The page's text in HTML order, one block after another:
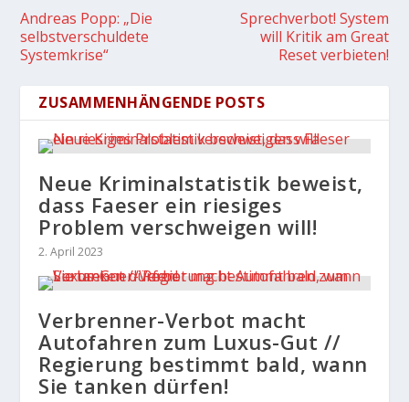
Andreas Popp: „Die
selbstverschuldete
Systemkrise“
Sprechverbot! System
will Kritik am Great
Reset verbieten!
ZUSAMMENHÄNGENDE POSTS
Neue Kriminalstatistik beweist,
dass Faeser ein riesiges
Problem verschweigen will!
2. April 2023
Verbrenner-Verbot macht
Autofahren zum Luxus-Gut //
Regierung bestimmt bald, wann
Sie tanken dürfen!